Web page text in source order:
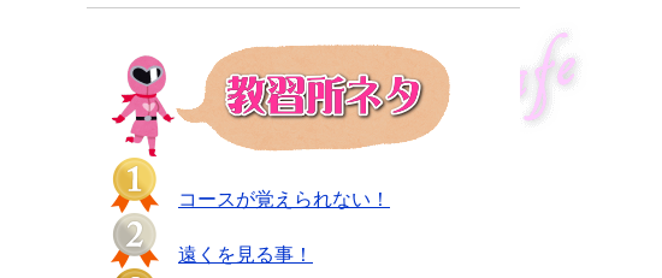
コースが覚えられない！
遠くを見る事！